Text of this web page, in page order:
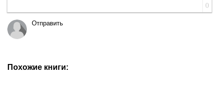
0
Отправить
Похожие книги: